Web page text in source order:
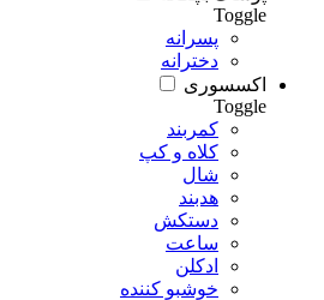
Toggle
پسرانه
دخترانه
اکسسوری
Toggle
کمربند
کلاه و کپ
شال
هدبند
دستکش
ساعت
ادکلن
خوشبو کننده